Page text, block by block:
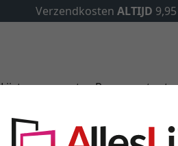
✓500.000 artikelen
Lijsten op maat Passe-partouts